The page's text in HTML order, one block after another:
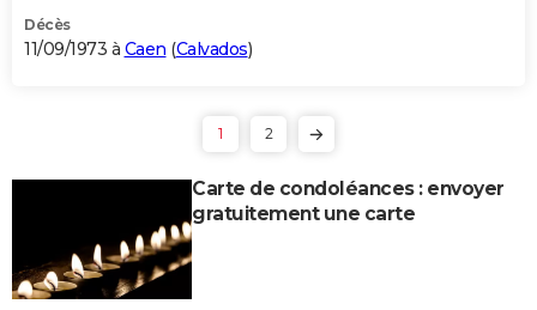
Décès
11/09/1973 à Caen (Calvados)
1 2
Carte de condoléances : envoyer
gratuitement une carte